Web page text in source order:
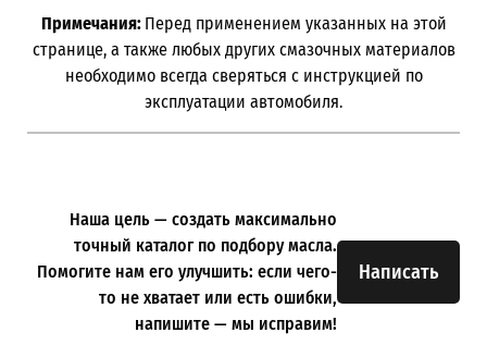
Примечания: Перед применением указанных на этой
странице, а также любых других смазочных материалов
необходимо всегда сверяться с инструкцией по
эксплуатации автомобиля.
Написать
Наша цель — создать максимально
точный каталог по подбору масла.
Помогите нам его улучшить: если чего-
то не хватает или есть ошибки,
напишите — мы исправим!